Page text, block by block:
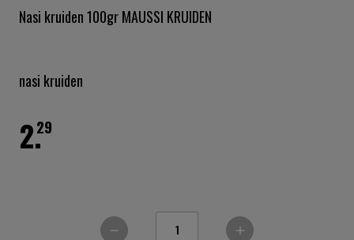
de
afbeeldingen-
Nasi kruiden 100gr MAUSSI KRUIDEN
nasi kruiden
29
2.